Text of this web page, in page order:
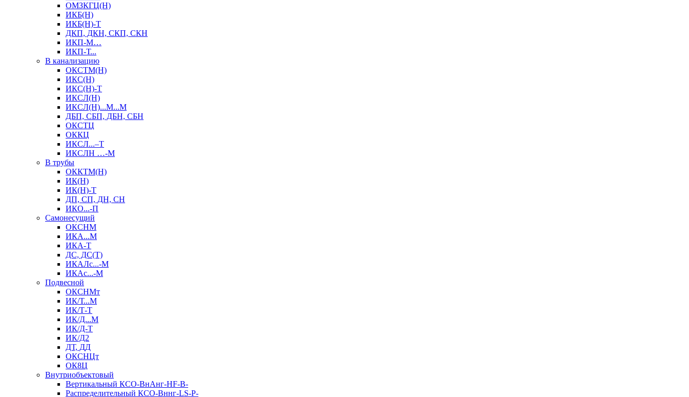
ОМЗКГЦ(Н)
ИКБ(Н)
ИКБ(Н)-Т
ДКП, ДКН, СКП, СКН
ИКП-М…
ИКП-Т...
В канализацию
ОКСТМ(Н)
ИКС(Н)
ИКС(Н)-Т
ИКСЛ(Н)
ИКСЛ(Н)...М...М
ДБП, СБП, ДБН, СБН
ОКСТЦ
ОККЦ
ИКСЛ...–Т
ИКСЛН …-М
В трубы
ОККТМ(Н)
ИК(Н)
ИК(Н)-Т
ДП, СП, ДН, СН
ИКО...-П
Самонесущий
ОКСНМ
ИКА...М
ИКА-Т
ДС, ДС(Т)
ИКАЛс...-М
ИКАс...-М
Подвесной
ОКСНМт
ИК/Т...М
ИК/Т-Т
ИК/Д...М
ИК/Д-Т
ИК/Д2
ДТ, ДД
ОКСНЦт
ОК8Ц
Внутриобъектовый
Вертикальный КСО-ВнАнг-HF-В-
Распределительный КСО-Вннг-LS-Р-